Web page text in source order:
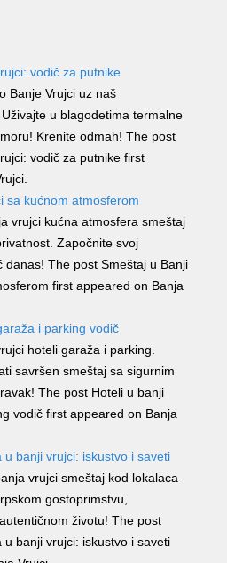
vodič za putnike
Banje Vrujci uz naš
u blagodetima termalne
Krenite odmah! The post
vodič za putnike first
sa kućnom atmosferom
vrujci kućna atmosfera smeštaj
Započnite svoj
danas! The post Smeštaj u Banji
first appeared on Banja
i parking vodič
hoteli garaža i parking.
savršen smeštaj sa sigurnim
The post Hoteli u banji
vodič first appeared on Banja
u banji vrujci: iskustvo i saveti
vrujci smeštaj kod lokalaca
gostoprimstvu,
životu! The post
u banji vrujci: iskustvo i saveti